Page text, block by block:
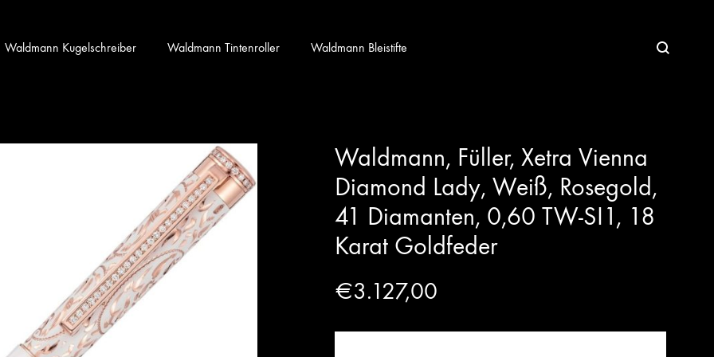
Waldmann Kugelschreiber Waldmann Tintenroller Waldmann Bleistifte
Waldmann, Füller, Xetra Vienna
Diamond Lady, Weiß, Rosegold,
41 Diamanten, 0,60 TW-SI1, 18
Karat Goldfeder
€3.127,00